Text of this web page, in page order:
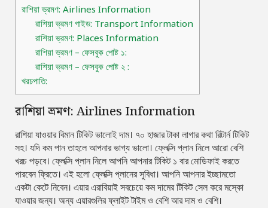
রাশিয়া ভ্রমণ: Airlines Information
রাশিয়া ভ্রমণ গাইড: Transport Information
রাশিয়া ভ্রমণ: Places Information
রাশিয়া ভ্রমণ – ফেসবুক পোষ্ট ১:
রাশিয়া ভ্রমণ – ফেসবুক পোষ্ট ২ :
খরচপাতি:
রাশিয়া ভ্রমণ: Airlines Information
রাশিয়া যাওয়ার বিমান টিকিট ভালোই দাম। ৭০ হাজার টাকা লাগার কথা রিটার্ন টিকিট
সহ। যদি কম পান তাহলে আপনার ভাগ্য ভালো। ফ্লেক্সি প্লান নিলে আরো বেশি
খরচ পড়বে। ফ্লেক্সি প্লান নিলে আপনি আপনার টিকিট ১ বার মোডিফাই করতে
পারবেন ফ্রিতে। এই হলো ফ্লেক্সি প্লানের সুবিধা। আপনি আপনার ইচ্ছামতো
একটা কেটে নিবেন। এয়ার এরাবিয়াই সবচেয়ে কম দামের টিকিট সেল করে মস্কো
যাওয়ার জন্য। অন্য এয়ারগুলির ফ্লাইট টাইম ও বেশি আর দাম ও বেশি।